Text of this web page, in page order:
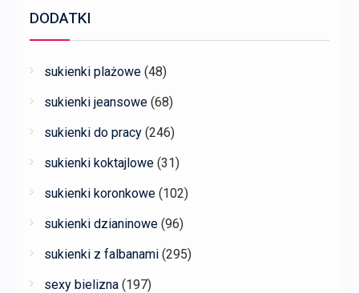
DODATKI
sukienki plażowe (48)
sukienki jeansowe (68)
sukienki do pracy (246)
sukienki koktajlowe (31)
sukienki koronkowe (102)
sukienki dzianinowe (96)
sukienki z falbanami (295)
sexy bielizna (197)